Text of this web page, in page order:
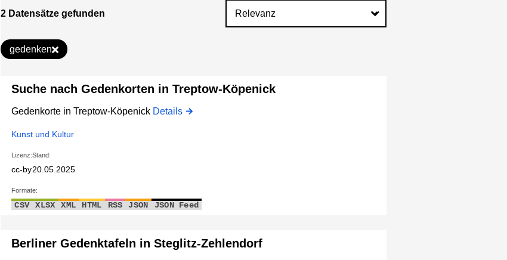
2 Datensätze gefunden
gedenken
Suche nach Gedenkorten in Treptow-Köpenick
Gedenkorte in Treptow-Köpenick Details
Kunst und Kultur
Lizenz:
cc-by
Stand:
20.05.2025
Formate:
CSV XLSX XML HTML RSS JSON JSON Feed
Berliner Gedenktafeln in Steglitz-Zehlendorf